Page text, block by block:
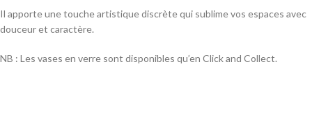
Il apporte une touche artistique discrète qui sublime vos espaces avec
douceur et caractère.
NB : Les vases en verre sont disponibles qu’en Click and Collect.